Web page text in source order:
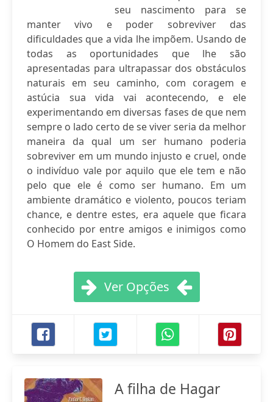
seu nascimento para se
manter vivo e poder sobreviver das
dificuldades que a vida lhe impõem. Usando de
todas as oportunidades que lhe são
apresentadas para ultrapassar dos obstáculos
naturais em seu caminho, com coragem e
astúcia sua vida vai acontecendo, e ele
experimentando em diversas fases de que nem
sempre o lado certo de se viver seria da melhor
maneira da qual um ser humano poderia
sobreviver em um mundo injusto e cruel, onde
o indivíduo vale por aquilo que ele tem e não
pelo que ele é como ser humano. Em um
ambiente dramático e violento, poucos teriam
chance, e dentre estes, era aquele que ficara
conhecido por entre amigos e inimigos como
O Homem do East Side.
Ver Opções
A filha de Hagar